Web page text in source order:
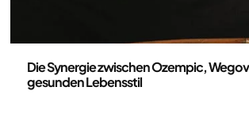
Die Synergie zwischen Ozempic,
gesunden Lebensstil